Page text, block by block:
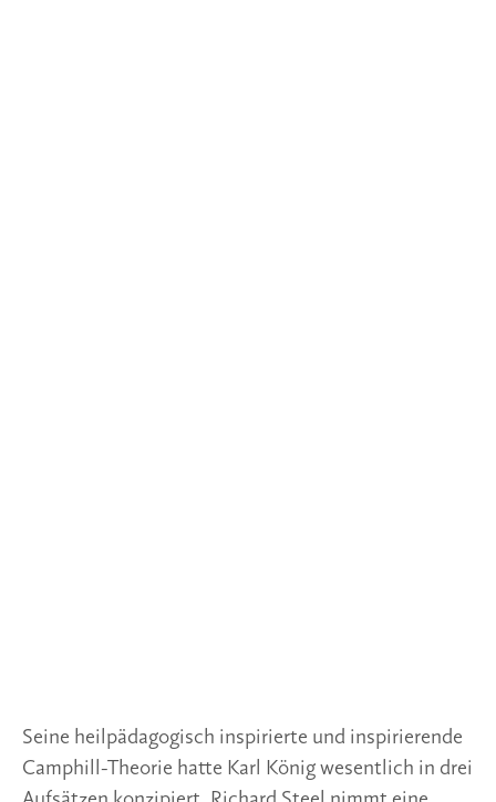
Seine heilpädagogisch inspirierte und inspirierende
Camphill-Theorie hatte Karl König wesentlich in drei